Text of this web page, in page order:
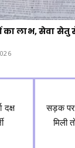
का लाभ, सेवा
दक्ष
सड़क पर
मिली